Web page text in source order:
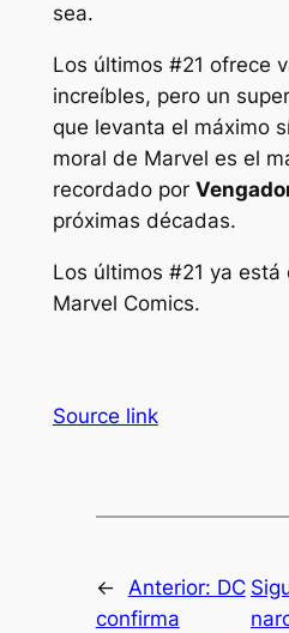
sea.
Los últimos #21 ofrece
increíbles, pero un
que levanta el máximo
moral de Marvel es el
recordado por
próximas décadas.
Los últimos #21 ya está
Marvel Comics.
Source link
← Anterior: DC
confirma